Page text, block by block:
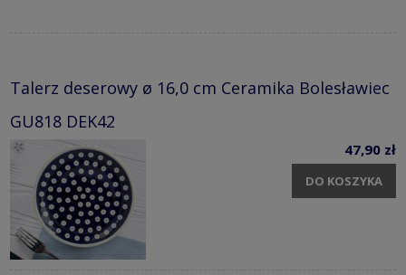
Talerz deserowy ø 16,0 cm Ceramika Bolesławiec
GU818 DEK42
47,90 zł
DO KOSZYKA